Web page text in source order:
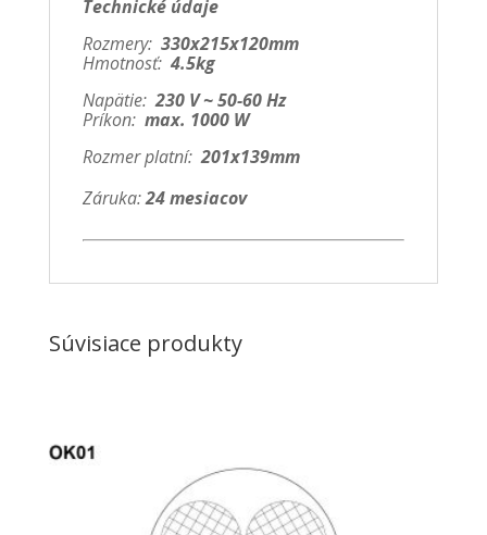
Technické údaje
Rozmery: 330x215x120mm
Hmotnosť: 4.5kg
Napätie:230 V ~ 50-60 Hz
Príkon: max. 1000 W
Rozmer platní:201x139mm
Záruka:24 mesiacov
Súvisiace produkty